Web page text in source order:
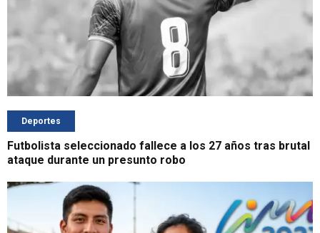
Deportes
Futbolista seleccionado fallece a los 27 años tras brutal
ataque durante un presunto robo